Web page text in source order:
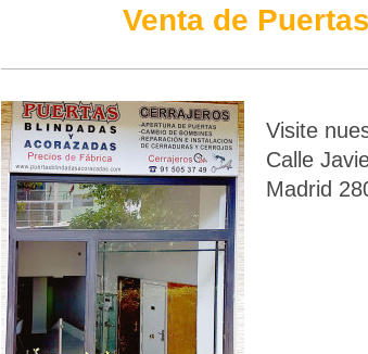
Venta de
Visite
Calle
Madrid